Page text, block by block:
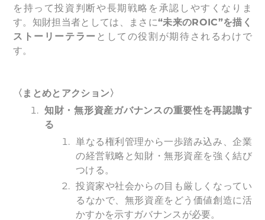
を持って投資判断や長期戦略を承認しやすくなりま
す。知財担当者としては、まさに“未来のROIC”を描く
ストーリーテラー としての役割が期待されるわけで
す。
〈まとめとアクション〉
知財・無形資産ガバナンスの重要性を再認識す
る
単なる権利管理から一歩踏み込み、企業
の経営戦略と知財・無形資産を強く結び
つける。
投資家や社会からの目も厳しくなってい
るなかで、無形資産をどう価値創造に活
かすかを示すガバナンスが必要。